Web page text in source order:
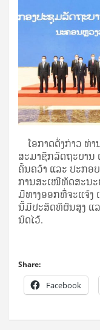
ໂອກາດດັ່ງກ່າວ ທ່າ
ສະມາຊິກລັດຖະບານ
ຄົ້ນຄວ້າ ແລະ ປະກອ
ການສະເໜີທັດສະນະ
ມີທາງອອກທີ່ຈະແຈ້ງ
ນີ້ມີປະສິດທິຜົນສູງ ແ
ນົດໄວ້.
Share:
Facebook